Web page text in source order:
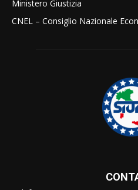
Ministero Giustizia
CNEL – Consiglio Nazionale